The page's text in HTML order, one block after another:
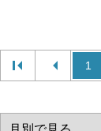
1